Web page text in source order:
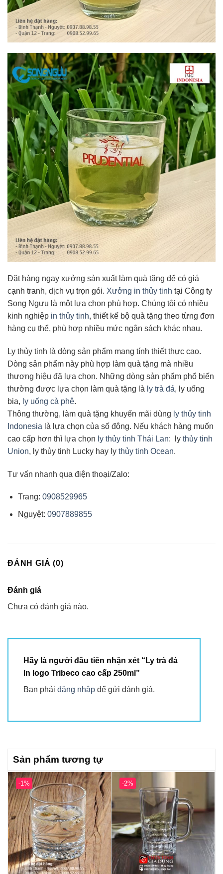
Đặt hàng ngay xưởng sản xuất làm quà tặng để có giá
cạnh tranh, dịch vụ trọn gói. Xưởng in thủy tinh tại Công ty
Song Ngưu là một lựa chọn phù hợp. Chúng tôi có nhiều
kinh nghiệp in thủy tinh, thiết kế bộ quà tặng theo từng đơn
hàng cụ thể, phù hợp nhiều mức ngân sách khác nhau.
Ly thủy tinh là dòng sản phẩm mang tính thiết thực cao.
Dòng sản phẩm này phù hợp làm quà tặng mà nhiều
thương hiệu đã lựa chọn. Những dòng sản phẩm phổ biến
thường được lựa chọn làm quà tặng là ly trà đá, ly uống
bia, ly uống cà phê.
Thông thường, làm quà tặng khuyến mãi dùng ly thủy tinh
Indonesia là lựa chọn của số đông. Nếu khách hàng muốn
cao cấp hơn thì lựa chọn ly thủy tinh Thái Lan: ly thủy tinh
Union, ly thủy tinh Lucky hay ly thủy tinh Ocean.
Tư vấn nhanh qua điện thoại/Zalo:
Trang: 0908529965
Nguyệt: 0907889855
ĐÁNH GIÁ (0)
Đánh giá
Chưa có đánh giá nào.
Hãy là người đầu tiên nhận xét “Ly trà đá
In logo Tribeco cao cấp 250ml”
Bạn phải đăng nhập để gửi đánh giá.
Sản phẩm tương tự
-1% -2%